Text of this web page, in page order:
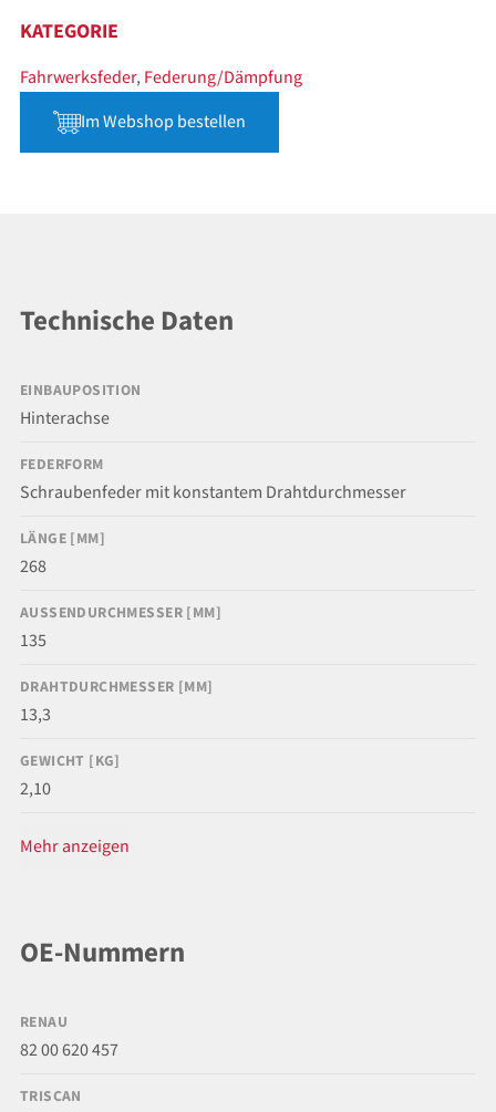
KATEGORIE
Fahrwerksfeder, Federung/Dämpfung
Im Webshop bestellen
Technische Daten
EINBAUPOSITION
Hinterachse
FEDERFORM
Schraubenfeder mit konstantem Drahtdurchmesser
LÄNGE [MM]
268
AUSSENDURCHMESSER [MM]
135
DRAHTDURCHMESSER [MM]
13,3
GEWICHT [KG]
2,10
Mehr anzeigen
OE-Nummern
RENAU
82 00 620 457
TRISCAN